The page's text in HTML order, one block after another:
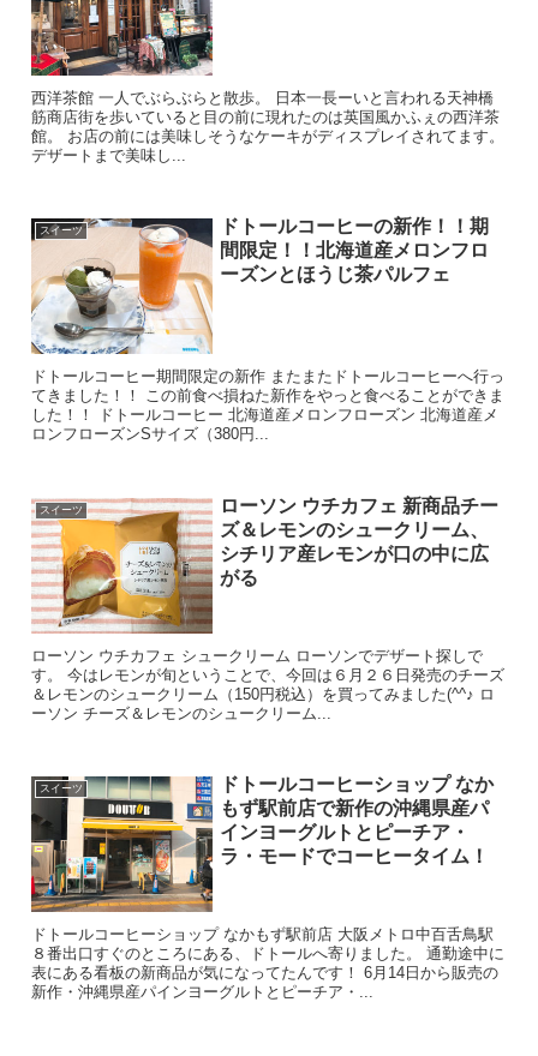
西洋茶館 一人でぶらぶらと散歩。 日本一長ーいと言われる天神橋
筋商店街を歩いていると目の前に現れたのは英国風かふぇの西洋茶
館。 お店の前には美味しそうなケーキがディスプレイされてます。
デザートまで美味し...
スイーツ
ドトールコーヒーの新作！！期
間限定！！北海道産メロンフロ
ーズンとほうじ茶パルフェ
ドトールコーヒー期間限定の新作 またまたドトールコーヒーへ行っ
てきました！！ この前食べ損ねた新作をやっと食べることができま
した！！ ドトールコーヒー 北海道産メロンフローズン 北海道産メ
ロンフローズンSサイズ（380円...
スイーツ
ローソン ウチカフェ 新商品チー
ズ＆レモンのシュークリーム、
シチリア産レモンが口の中に広
がる
ローソン ウチカフェ シュークリーム ローソンでデザート探しで
す。 今はレモンが旬ということで、今回は６月２６日発売のチーズ
＆レモンのシュークリーム（150円税込）を買ってみました(^^♪ ロ
ーソン チーズ＆レモンのシュークリーム...
スイーツ
ドトールコーヒーショップ なか
もず駅前店で新作の沖縄県産パ
インヨーグルトとピーチア・
ラ・モードでコーヒータイム！
ドトールコーヒーショップ なかもず駅前店 大阪メトロ中百舌鳥駅
８番出口すぐのところにある、ドトールへ寄りました。 通勤途中に
表にある看板の新商品が気になってたんです！ 6月14日から販売の
新作・沖縄県産パインヨーグルトとピーチア・...